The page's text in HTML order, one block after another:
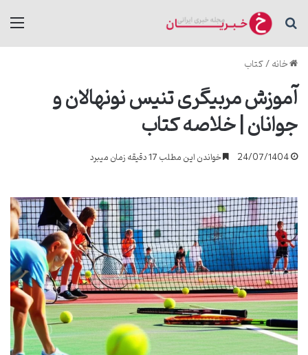
جستجو برای
خانه/کتاب
آموزش مربیگری تنیس نونهالان و
جوانان | خلاصه کتاب
24/07/1404 خواندن این مطلب 17 دقیقه زمان میبرد